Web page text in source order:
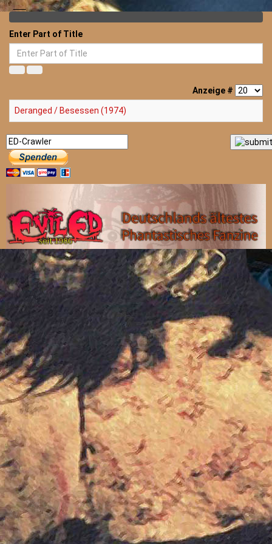
Enter Part of Title
Anzeige #
Deranged / Besessen (1974)